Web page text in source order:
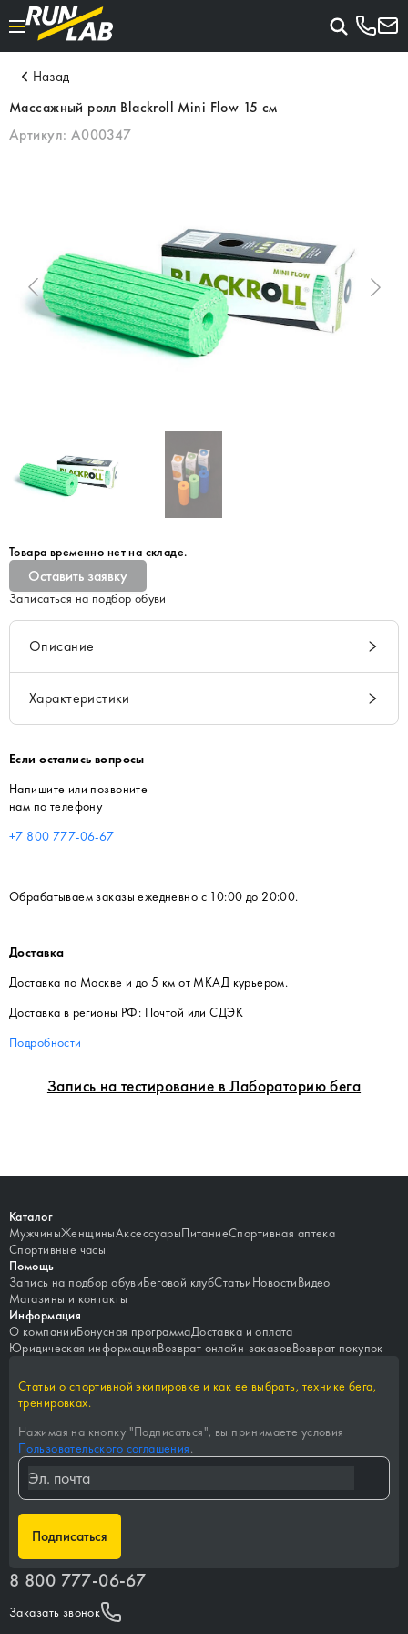
Назад
Массажный ролл Blackroll Mini Flow 15 см
Артикул: A000347
Запись на тестирование в Лабораторию бега
Товара временно нет на складе.
Оставить заявку
Записаться на подбор обуви
Описание
Характеристики
Если остались вопросы
Напишите или позвоните
нам по телефону
+7 800 777-06-67
Обрабатываем заказы ежедневно с 10:00 до 20:00.
Доставка
Доставка по Москве и до 5 км от МКАД курьером.
Доставка в регионы РФ: Почтой или СДЭК
Подробности
Каталог
МужчиныЖенщиныАксессуарыПитаниеСпортивная аптека
Спортивные часы
Помощь
Запись на подбор обувиБеговой клубСтатьиНовостиВидео
Магазины и контакты
Информация
О компанииБонусная программаДоставка и оплата
Юридическая информацияВозврат онлайн-заказовВозврат покупок
Статьи о спортивной экипировке и как ее выбрать, технике бега,
тренировках.
Нажимая на кнопку "Подписаться", вы принимаете условия
Пользовательского соглашения.
Подписаться
8 800 777-06-67
Заказать звонок